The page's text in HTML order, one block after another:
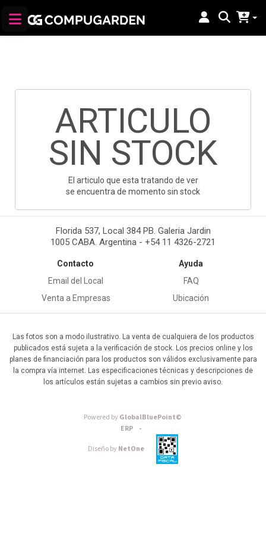
ARTICULO
SIN STOCK
El articulo que esta tratando de ver
se encuentra de momento sin stock
Florida 537, Local 384 PB. Galeria Jardin
1005 CABA. Argentina - +54 11 4326-2721
Contacto
Email del Local
Venta a Empresas
Ayuda
FAQ
Ubicación
Las fotos son a modo ilustrativo. La venta de cualquiera de los productos
publicados está sujeta a la verificación de stock. Los precios online y los
planes de financiación para los productos son válidos exclusivamente para
la compra vía internet. Las especificaciones técnicas y descripciones de
los artículos están sujetas a cambios sin previo aviso.
Powered byGlobalBluePoint©
ERP -
Diseño byNetOne